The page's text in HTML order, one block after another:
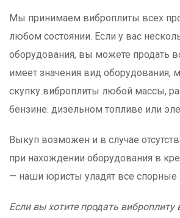
Мы принимаем виброплиты всех
любом состоянии. Если у вас
оборудования, вы можете продать
имеет значения вид
скупку виброплиты любой массы,
бензине. дизельном топливе или
Выкуп возможен и в случае
при нахождении оборудования в
— наши юристы уладят все
Если вы хотите продать виброплиту